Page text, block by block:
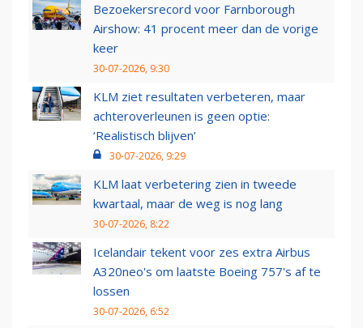
Bezoekersrecord voor Farnborough
Airshow: 41 procent meer dan de vorige
keer
30-07-2026, 9:30
KLM ziet resultaten verbeteren, maar
achteroverleunen is geen optie:
‘Realistisch blijven’
30-07-2026, 9:29
KLM laat verbetering zien in tweede
kwartaal, maar de weg is nog lang
30-07-2026, 8:22
Icelandair tekent voor zes extra Airbus
A320neo's om laatste Boeing 757's af te
lossen
30-07-2026, 6:52